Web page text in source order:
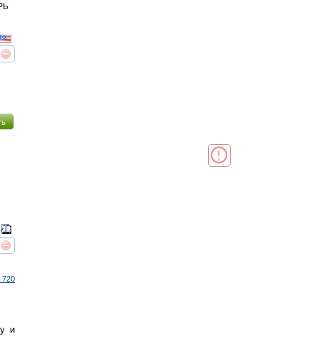
интересует
интересует
720
и